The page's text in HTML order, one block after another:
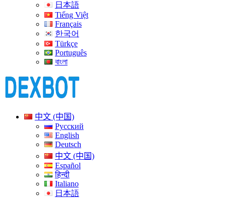
日本語
Tiếng Việt
Français
한국어
Türkçe
Português
বাংলা
中文 (中国)
Русский
English
Deutsch
中文 (中国)
Español
हिन्दी
Italiano
日本語